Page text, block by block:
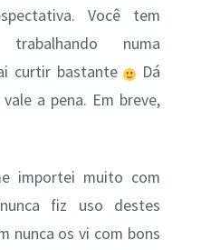
Você tem
numa
curtir bastante
Dá
a pena. Em breve,
importei muito com
fiz uso destes
nunca os vi com bons